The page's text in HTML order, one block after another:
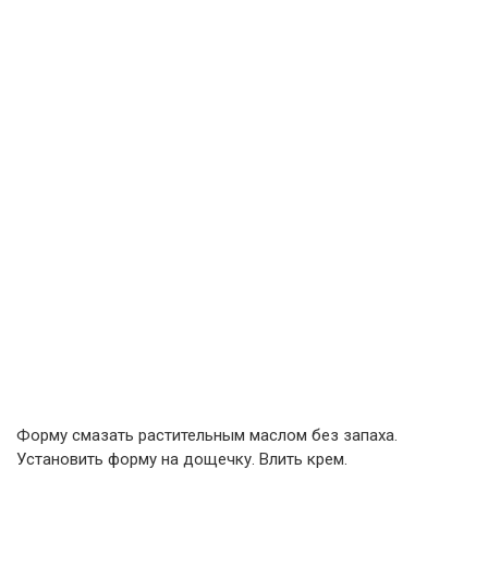
Форму смазать растительным маслом без запаха.
Установить форму на дощечку. Влить крем.